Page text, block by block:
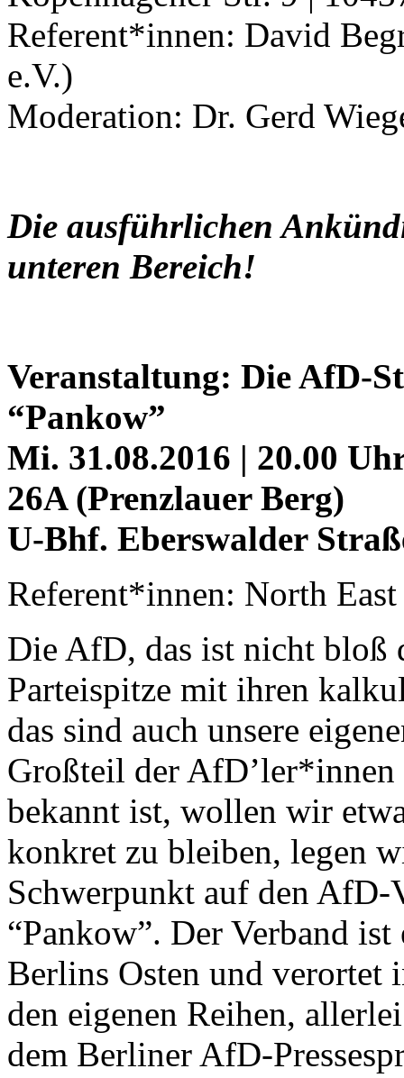
Referent*innen: David
e.V.)
Moderation: Dr. Gerd
Die ausführlichen
unteren Bereich!
Veranstaltung: Die AfD-
“Pankow”
Mi. 31.08.2016 | 20.00
26A (Prenzlauer Berg)
U-Bhf. Eberswalder
Referent*innen: North
Die AfD, das ist nicht bloß
Parteispitze mit ihren
das sind auch unsere
Großteil der
bekannt ist, wollen wir
konkret zu bleiben, legen
Schwerpunkt auf den
“Pankow”. Der Verband
Berlins Osten und verortet
den eigenen Reihen,
dem Berliner AfD-